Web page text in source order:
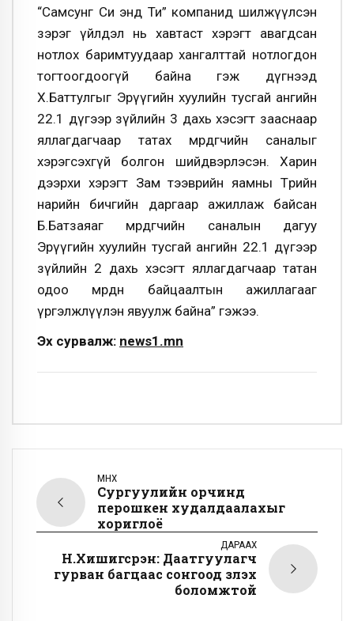
“Самсунг Си энд Ти” компанид шилжүүлсэн
зэрэг үйлдэл нь хавтаст хэрэгт авагдсан
нотлох баримтуудаар хангалттай нотлогдон
тогтоогдоогүй байна гэж дүгнээд
Х.Баттулгыг Эрүүгийн хуулийн тусгай ангийн
22.1 дүгээр зүйлийн 3 дахь хэсэгт зааснаар
яллагдагчаар татах мөрдөгчийн саналыг
хэрэгсэхгүй болгон шийдвэрлэсэн. Харин
дээрхи хэрэгт Зам тээврийн яамны Төрийн
нарийн бичгийн даргаар ажиллаж байсан
Б.Батзаяаг мөрдөгчийн саналын дагуу
Эрүүгийн хуулийн тусгай ангийн 22.1 дүгээр
зүйлийн 2 дахь хэсэгт яллагдагчаар татан
одоо мөрдөн байцаалтын ажиллагааг
үргэлжлүүлэн явуулж байна” гэжээ.
Эх сурвалж: news1.mn
ӨМНӨХ
Сургуулийн орчинд
перошкен худалдаалахыг
хориглоё
ДАРААХ
Н.Хишигсүрэн: Даатгуулагч
гурван багцаас сонгоод үзүүлэх
боломжтой